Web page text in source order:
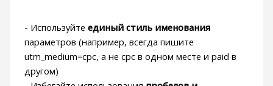
- Используйте единый стиль именования
параметров (например, всегда пишите
utm_medium=cpc, а не cpc в одном месте и paid в
другом)